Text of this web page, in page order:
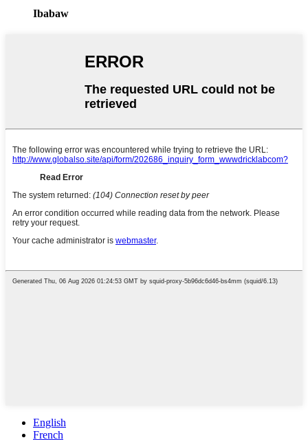
Ibabaw
English
French